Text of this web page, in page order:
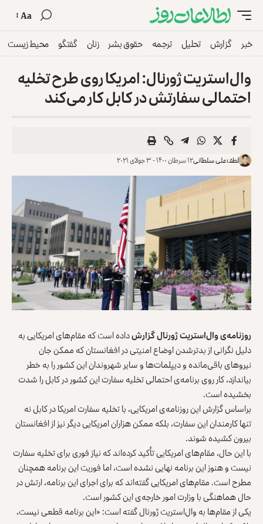
Aa
خبر گزارش تحلیل ترجمه حقوق بشر زنان گفتگو محیط زیست
وال‌استریت ژورنال: امریکا روی طرح تخلیه
احتمالی سفارتش در کابل کار می‌کند
لطف‌علی سلطانی۱۲ سرطان ۱۴۰۰ - ۳ جولای ۲۰۲۱
روزنامه‌ی وال‌استریت ژورنال گزارشداده است که مقام‌های امریکایی به
دلیل نگرانی از بدترشدن اوضاع امنیتی در افغانستان که ممکن جان
نیروهای باقی‌مانده و دیپلمات‌ها و سایر شهروندان این کشور را به خطر
بیاندازد، کار روی برنامه‌ی احتمالی تخلیه سفارت این کشور در کابل را شدت
بخشیده است.
براساس گزارش این روزنامه‌ی امریکایی، با تخلیه سفارت امریکا در کابل نه
تنها کارمندان این سفارت، بلکه ممکن هزاران امریکایی دیگر نیز از افغانستان
بیرون کشیده شوند.
با این حال، مقام‌های امریکایی تأکید کرده‌اند که نیاز فوری برای تخلیه سفارت
نیست و هنوز این برنامه نهایی نشده است، اما فوریت این برنامه‌ همچنان
مطرح است. مقام‌های امریکایی گفته‌اند که برای اجرای این برنامه، ارتش در
حال هماهنگی با وزارت امور خارجه‌ی این کشور است.
یکی از مقام‌ها به وال‌استریت ژورنال گفته است: «این برنامه قطعی نیست،